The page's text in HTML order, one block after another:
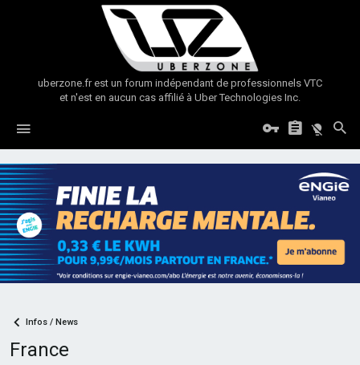
uberzone.fr est un forum indépendant de professionnels VTC
et n'est en aucun cas affilié à Uber Technologies Inc.
Infos / News
France